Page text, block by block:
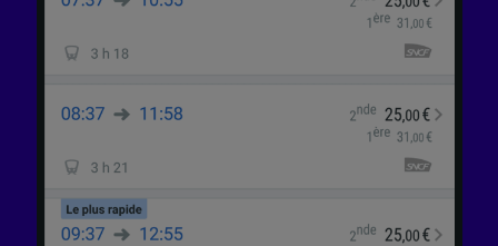
Liste de nos partenaires (fournisseurs)